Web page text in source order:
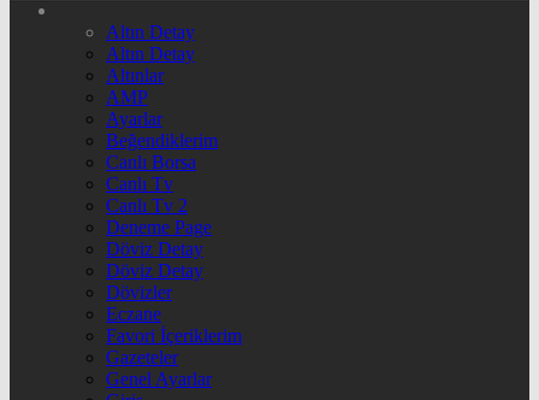
Altın Detay
Altın Detay
Altınlar
AMP
Ayarlar
Beğendiklerim
Canlı Borsa
Canlı Tv
Canlı Tv 2
Deneme Page
Döviz Detay
Döviz Detay
Dövizler
Eczane
Favori İçeriklerim
Gazeteler
Genel Ayarlar